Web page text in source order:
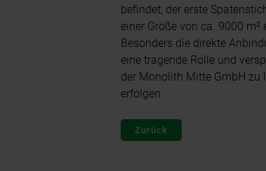
befindet, der erste
einer Größe von ca. 9000
Besonders die direkte
eine tragende Rolle und
der Monolith Mitte GmbH zu
erfolgen.
Zurück